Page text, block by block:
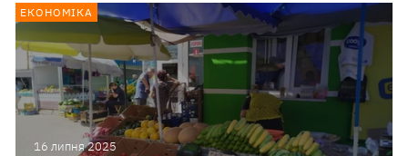
16 липня 2025
ЕКОНОМІКА